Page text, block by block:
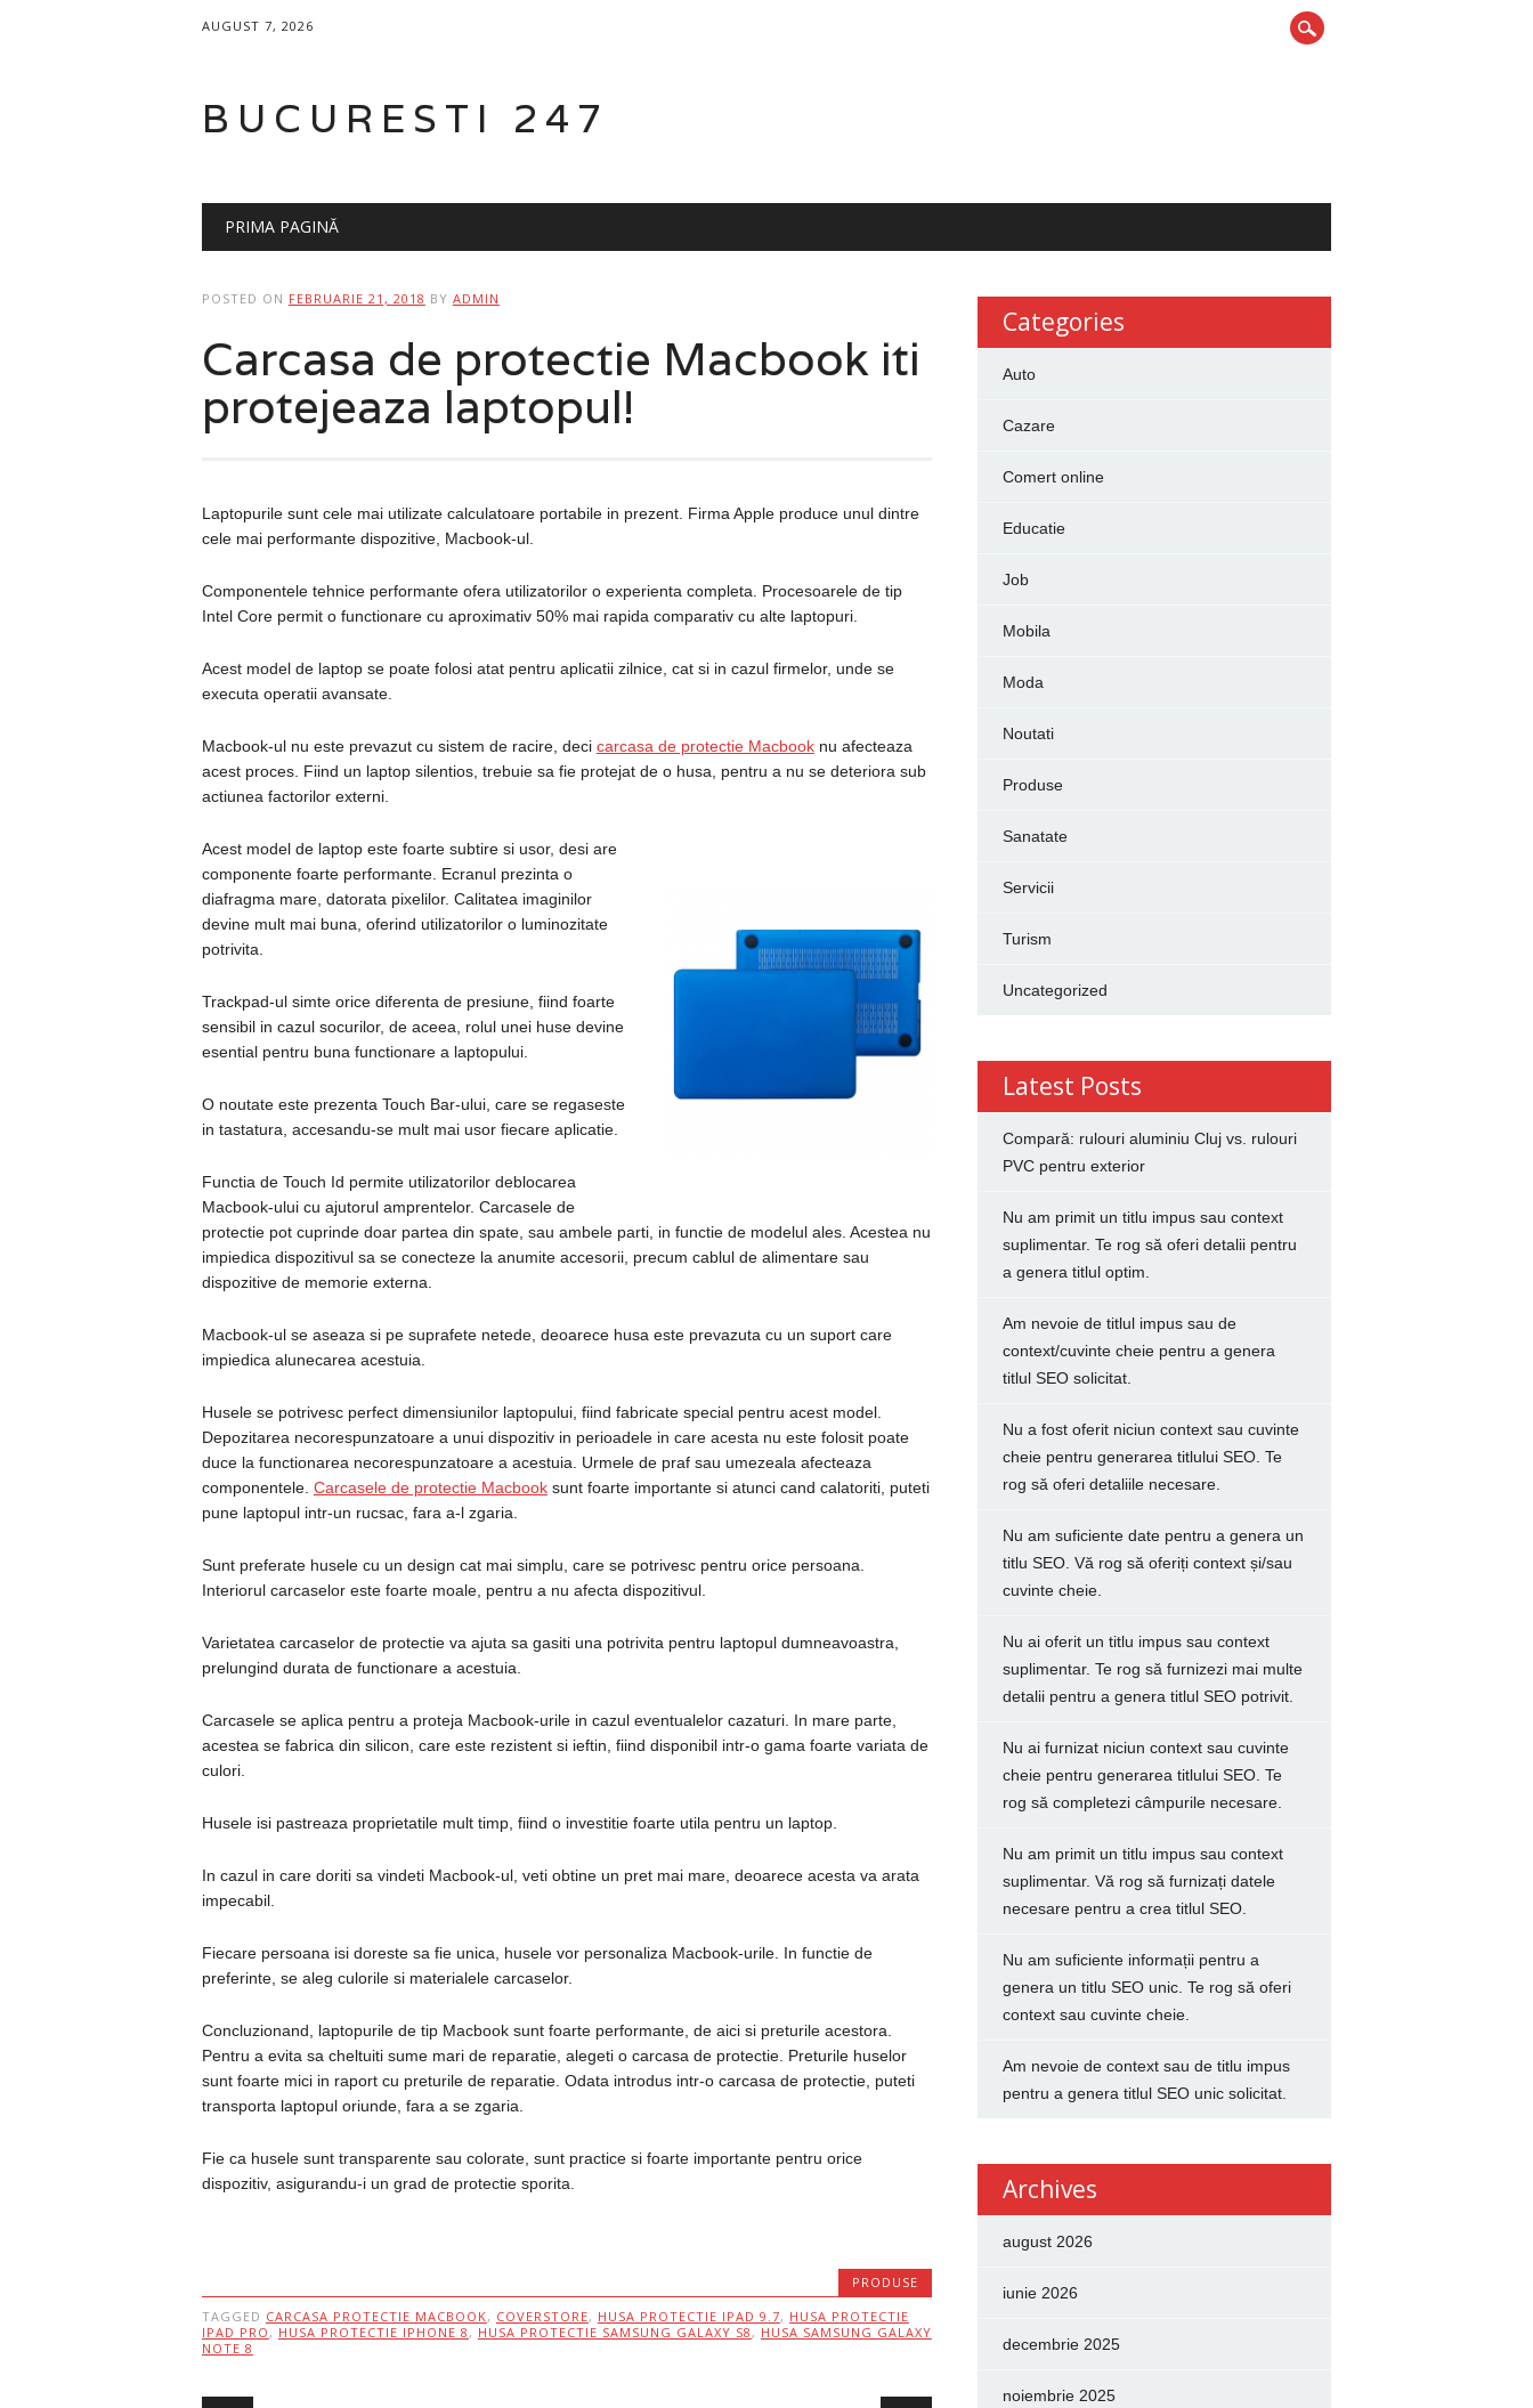
AUGUST 7, 2026
BUCURESTI 247
Main menu
PRIMA PAGINĂ
POSTED ON FEBRUARIE 21, 2018 BY ADMIN
Carcasa de protectie Macbook iti
protejeaza laptopul!
Laptopurile sunt cele mai utilizate calculatoare portabile in prezent. Firma Apple produce unul dintre
cele mai performante dispozitive, Macbook-ul.
Componentele tehnice performante ofera utilizatorilor o experienta completa. Procesoarele de tip
Intel Core permit o functionare cu aproximativ 50% mai rapida comparativ cu alte laptopuri.
Acest model de laptop se poate folosi atat pentru aplicatii zilnice, cat si in cazul firmelor, unde se
executa operatii avansate.
Macbook-ul nu este prevazut cu sistem de racire, deci carcasa de protectie Macbooknu afecteaza
acest proces. Fiind un laptop silentios, trebuie sa fie protejat de o husa, pentru a nu se deteriora sub
actiunea factorilor externi.
Acest model de laptop este foarte subtire si usor, desi are
componente foarte performante. Ecranul prezinta o
diafragma mare, datorata pixelilor. Calitatea imaginilor
devine mult mai buna, oferind utilizatorilor o luminozitate
potrivita.
Trackpad-ul simte orice diferenta de presiune, fiind foarte
sensibil in cazul socurilor, de aceea, rolul unei huse devine
esential pentru buna functionare a laptopului.
O noutate este prezenta Touch Bar-ului, care se regaseste
in tastatura, accesandu-se mult mai usor fiecare aplicatie.
Functia de Touch Id permite utilizatorilor deblocarea
Macbook-ului cu ajutorul amprentelor. Carcasele de
protectie pot cuprinde doar partea din spate, sau ambele parti, in functie de modelul ales. Acestea nu
impiedica dispozitivul sa se conecteze la anumite accesorii, precum cablul de alimentare sau
dispozitive de memorie externa.
Macbook-ul se aseaza si pe suprafete netede, deoarece husa este prevazuta cu un suport care
impiedica alunecarea acestuia.
Husele se potrivesc perfect dimensiunilor laptopului, fiind fabricate special pentru acest model.
Depozitarea necorespunzatoare a unui dispozitiv in perioadele in care acesta nu este folosit poate
duce la functionarea necorespunzatoare a acestuia. Urmele de praf sau umezeala afecteaza
componentele. Carcasele de protectie Macbooksunt foarte importante si atunci cand calatoriti, puteti
pune laptopul intr-un rucsac, fara a-l zgaria.
Sunt preferate husele cu un design cat mai simplu, care se potrivesc pentru orice persoana.
Interiorul carcaselor este foarte moale, pentru a nu afecta dispozitivul.
Varietatea carcaselor de protectie va ajuta sa gasiti una potrivita pentru laptopul dumneavoastra,
prelungind durata de functionare a acestuia.
Carcasele se aplica pentru a proteja Macbook-urile in cazul eventualelor cazaturi. In mare parte,
acestea se fabrica din silicon, care este rezistent si ieftin, fiind disponibil intr-o gama foarte variata de
culori.
Husele isi pastreaza proprietatile mult timp, fiind o investitie foarte utila pentru un laptop.
In cazul in care doriti sa vindeti Macbook-ul, veti obtine un pret mai mare, deoarece acesta va arata
impecabil.
Fiecare persoana isi doreste sa fie unica, husele vor personaliza Macbook-urile. In functie de
preferinte, se aleg culorile si materialele carcaselor.
Concluzionand, laptopurile de tip Macbook sunt foarte performante, de aici si preturile acestora.
Pentru a evita sa cheltuiti sume mari de reparatie, alegeti o carcasa de protectie. Preturile huselor
sunt foarte mici in raport cu preturile de reparatie. Odata introdus intr-o carcasa de protectie, puteti
transporta laptopul oriunde, fara a se zgaria.
Fie ca husele sunt transparente sau colorate, sunt practice si foarte importante pentru orice
dispozitiv, asigurandu-i un grad de protectie sporita.
PRODUSE
TAGGED CARCASA PROTECTIE MACBOOK, COVERSTORE, HUSA PROTECTIE IPAD 9.7, HUSA PROTECTIE
IPAD PRO , HUSA PROTECTIE IPHONE 8 , HUSA PROTECTIE SAMSUNG GALAXY S8 , HUSA SAMSUNG GALAXY
NOTE 8
Categories
Auto
Cazare
Comert online
Educatie
Job
Mobila
Moda
Noutati
Produse
Sanatate
Servicii
Turism
Uncategorized
Latest Posts
Compară: rulouri aluminiu Cluj vs. rulouri
PVC pentru exterior
Nu am primit un titlu impus sau context
suplimentar. Te rog să oferi detalii pentru
a genera titlul optim.
Am nevoie de titlul impus sau de
context/cuvinte cheie pentru a genera
titlul SEO solicitat.
Nu a fost oferit niciun context sau cuvinte
cheie pentru generarea titlului SEO. Te
rog să oferi detaliile necesare.
Nu am suficiente date pentru a genera un
titlu SEO. Vă rog să oferiți context și/sau
cuvinte cheie.
Nu ai oferit un titlu impus sau context
suplimentar. Te rog să furnizezi mai multe
detalii pentru a genera titlul SEO potrivit.
Nu ai furnizat niciun context sau cuvinte
cheie pentru generarea titlului SEO. Te
rog să completezi câmpurile necesare.
Nu am primit un titlu impus sau context
suplimentar. Vă rog să furnizați datele
necesare pentru a crea titlul SEO.
Nu am suficiente informații pentru a
genera un titlu SEO unic. Te rog să oferi
context sau cuvinte cheie.
Am nevoie de context sau de titlu impus
pentru a genera titlul SEO unic solicitat.
Archives
august 2026
iunie 2026
decembrie 2025
noiembrie 2025